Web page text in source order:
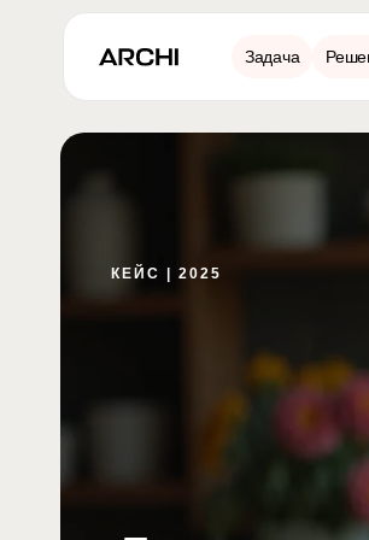
Задача
КЕЙС | 2025